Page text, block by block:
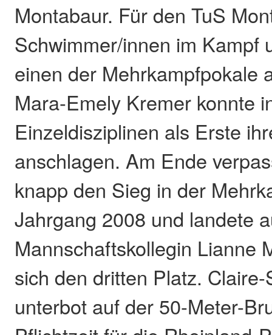
Montabaur. Für den TuS
Schwimmer/innen im Kampf
einen der Mehrkampfpokale
Mara-Emely Kremer konnte
Einzeldisziplinen als Erste
anschlagen. Am Ende
knapp den Sieg in der
Jahrgang 2008 und landete
Mannschaftskollegin Lianne
sich den dritten Platz.
unterbot auf der 50-Meter-